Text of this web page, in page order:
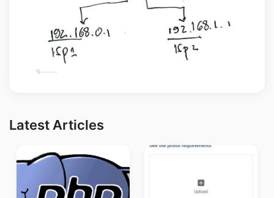
Latest Articles